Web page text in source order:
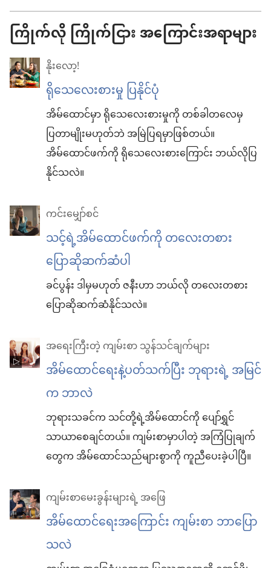
များ
ကြိုက်လို ကြိုက်ငြား အကြောင်းအရာများ
နိုးလော့!
ရိုသေလေးစားမှု ပြနိုင်ပုံ
အိမ်ထောင်မှာ ရိုသေလေးစားမှုကို တစ်ခါတလေမှ
ပြတာမျိုးမဟုတ်ဘဲ အမြဲပြရမှာဖြစ်တယ်။
အိမ်ထောင်ဖက်ကို ရိုသေလေးစားကြောင်း ဘယ်လိုပြ
နိုင်သလဲ။
ကင်းမျှော်စင်
သင့်ရဲ့အိမ်ထောင်ဖက်ကို တလေးတစား
ပြောဆိုဆက်ဆံပါ
ခင်ပွန်း ဒါမှမဟုတ် ဇနီးဟာ ဘယ်လို တလေးတစား
ပြောဆိုဆက်ဆံနိုင်သလဲ။
အရေးကြီးတဲ့ ကျမ်းစာ သွန်သင်ချက်များ
အိမ်ထောင်ရေးနဲ့ပတ်သက်ပြီး ဘုရားရဲ့ အမြင်
က ဘာလဲ
ဘုရားသခင်က သင်တို့ရဲ့အိမ်ထောင်ကို ပျော်ရွှင်
သာယာစေချင်တယ်။ ကျမ်းစာမှာပါတဲ့ အကြံပြုချက်
တွေက အိမ်ထောင်သည်များစွာကို ကူညီပေးခဲ့ပါပြီ။
ကျမ်းစာမေးခွန်းများရဲ့ အဖြေ
အိမ်ထောင်ရေးအကြောင်း ကျမ်းစာ ဘာပြော
သလဲ